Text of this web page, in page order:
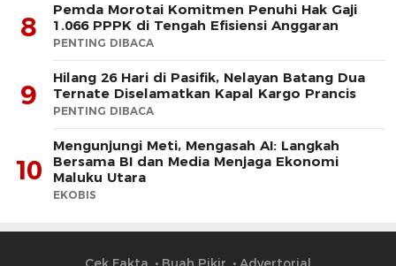
8
Pemda Morotai Komitmen Penuhi Hak Gaji
1.066 PPPK di Tengah Efisiensi Anggaran
PENTING DIBACA
9
Hilang 26 Hari di Pasifik, Nelayan Batang Dua
Ternate Diselamatkan Kapal Kargo Prancis
PENTING DIBACA
10
Mengunjungi Meti, Mengasah AI: Langkah
Bersama BI dan Media Menjaga Ekonomi
Maluku Utara
EKOBIS